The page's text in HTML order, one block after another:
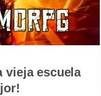
vieja escuela